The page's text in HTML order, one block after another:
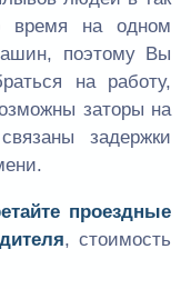
время на одном
поэтому Вы
на работу,
заторы на
задержки
проездные
, стоимость